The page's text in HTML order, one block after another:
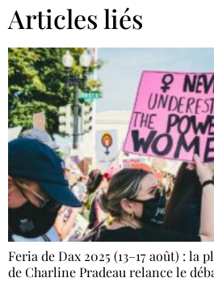
Articles liés
Feria de Dax 2025 (13–17 août) : la
de Charline Pradeau relance le